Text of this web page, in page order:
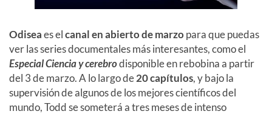
Odiseaes elcanal en abierto de marzo para que puedas
ver las series documentales más interesantes, como el
Especial Ciencia y cerebrodisponible en rebobina a partir
del 3 de marzo. A lo largo de20 capítulos, y bajo la
supervisión de algunos de los mejores científicos del
mundo, Todd se someterá a tres meses de intenso